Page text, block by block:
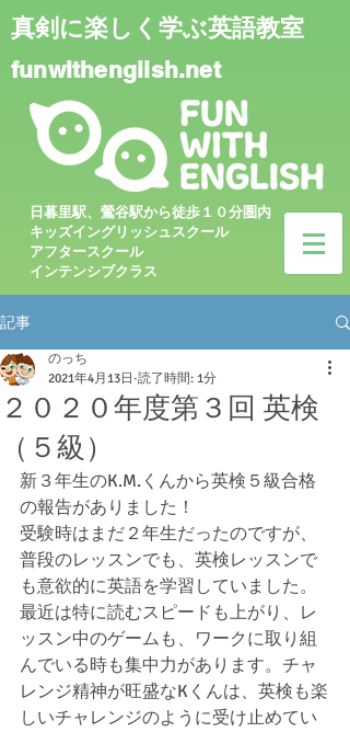
真剣に楽しく学ぶ英語教室
funwithenglish.net
日暮里駅、鶯谷駅から徒歩１０分圏内
キッズイングリッシュスクール
アフタースクール
インテンシブクラス
記事
２０２０年度第３回 英検
（５級）
のっち
2021年4月13日 読了時間: 1分
新３年生のK.M.くんから英検５級合格
の報告がありました！
受験時はまだ２年生だったのですが、
普段のレッスンでも、英検レッスンで
も意欲的に英語を学習していました。
最近は特に読むスピードも上がり、レ
ッスン中のゲームも、ワークに取り組
んでいる時も集中力があります。チャ
レンジ精神が旺盛なKくんは、英検も楽
しいチャレンジのように受け止めてい